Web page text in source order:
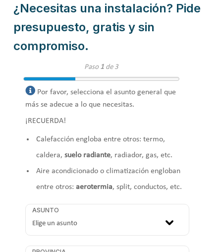
¿Necesitas una instalación? Pide
presupuesto, gratis y sin
compromiso.
Paso 1de 3
Por favor, selecciona el asunto general que
más se adecue a lo que necesitas.
¡RECUERDA!
Calefacción engloba entre otros: termo,
caldera, suelo radiante, radiador, gas, etc.
Aire acondicionado o climatización engloban
entre otros: aerotermia, split, conductos, etc.
ASUNTO